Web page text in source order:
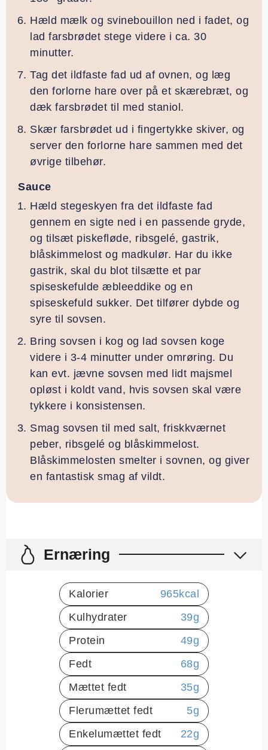
Hæld mælk og svinebouillon ned i fadet, og
lad farsbrødet stege videre i ca. 30
minutter.
Tag det ildfaste fad ud af ovnen, og læg
den forlorne hare over på et skærebræt, og
dæk farsbrødet til med staniol.
Skær farsbrødet ud i fingertykke skiver, og
server den forlorne hare sammen med det
øvrige tilbehør.
Sauce
Hæld stegeskyen fra det ildfaste fad
gennem en sigte ned i en passende gryde,
og tilsæt piskefløde, ribsgelé, gastrik,
blåskimmelost og madkulør. Har du ikke
gastrik, skal du blot tilsætte et par
spiseskefulde æbleeddike og en
spiseskefuld sukker. Det tilfører dybde og
syre til sovsen.
Bring sovsen i kog og lad sovsen koge
videre i 3-4 minutter under omrøring. Du
kan evt. jævne sovsen med lidt majsmel
opløst i koldt vand, hvis sovsen skal være
tykkere i konsistensen.
Smag sovsen til med salt, friskkværnet
peber, ribsgelé og blåskimmelost.
Blåskimmelosten smelter i sovnen, og giver
en fantastisk smag af vildt.
Ernæring
Kalorier 965kcal
Kulhydrater
39g
Protein
49g
Fedt
68g
Mættet fedt
35g
Flerumættet fedt
5g
Enkelumættet fedt
22g